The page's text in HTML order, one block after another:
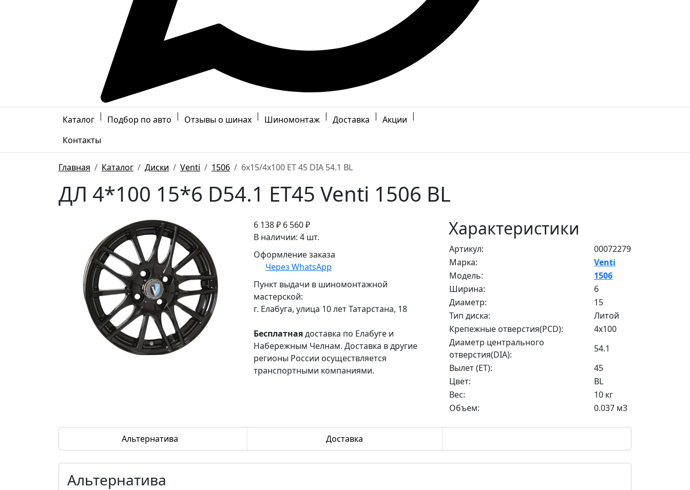
Каталог | Подбор по авто | Отзывы о шинах | Шиномонтаж | Доставка | Акции |
Контакты
Главная Каталог Диски Venti 1506 6x15/4x100 ET 45 DIA 54.1 BL
ДЛ 4*100 15*6 D54.1 ET45 Venti 1506 BL
6 138 ₽ 6 560 ₽
В наличии: 4 шт.
Оформление заказа
Через WhatsApp
Пункт выдачи в шиномонтажной
мастерской:
г. Елабуга, улица 10 лет Татарстана, 18
Бесплатнаядоставка по Елабуге и
Набережным Челнам. Доставка в другие
регионы России осуществляется
транспортными компаниями.
Характеристики
Артикул:
00072279
Марка:
Venti
Модель:
1506
Ширина:
6
Диаметр:
15
Тип диска:
Литой
Крепежные отверстия(PCD):
4x100
Диаметр центрального
отверстия(DIA):
54.1
Вылет (ET):
45
Цвет:
BL
Вес:
10 кг
Объем:
0.037 м3
Альтернатива Доставка
Альтернатива